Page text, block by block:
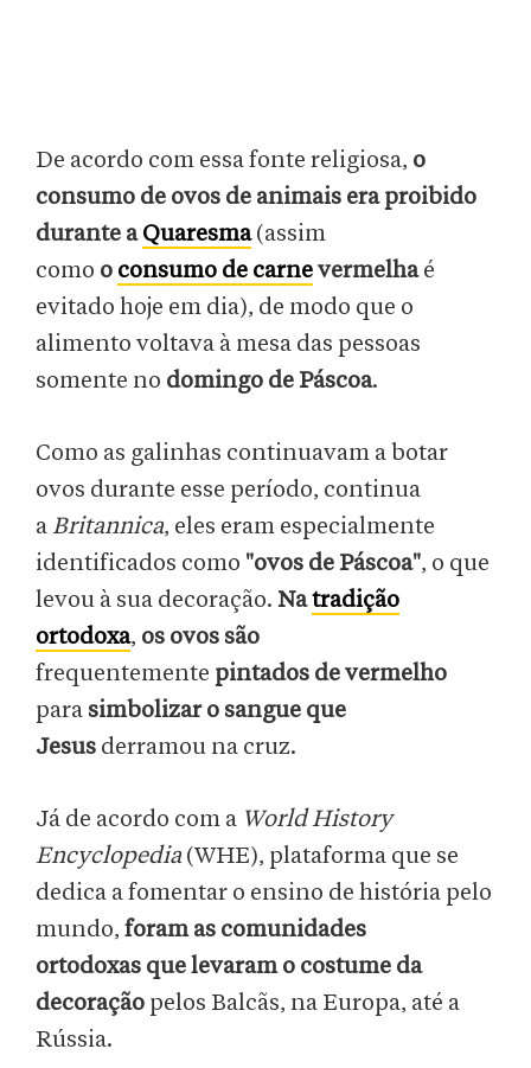
De acordo com essa fonte religiosa, o
consumo de ovos de animais era proibido
durante aQuaresma(assim
como o consumo de carnevermelhaé
evitado hoje em dia), de modo que o
alimento voltava à mesa das pessoas
somente no domingo de Páscoa.
Como as galinhas continuavam a botar
ovos durante esse período, continua
aBritannica, eles eram especialmente
identificados como "ovos de Páscoa", o que
levou à sua decoração. Natradição
ortodoxa, os ovos são
frequentemente pintados de vermelho
para simbolizar o sangue que
Jesus derramou na cruz.
Já de acordo com a World History
Encyclopedia (WHE), plataforma que se
dedica a fomentar o ensino de história pelo
mundo, foram as comunidades
ortodoxas que levaram o costume da
decoração pelos Balcãs, na Europa, até a
Rússia.